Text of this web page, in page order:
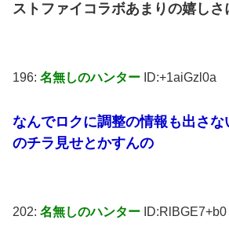
ストファイコラボあまりの嬉しさ
196: 名無しのハンター ID:+1aiGzl0a
なんでロクに調整の情報も出さ
のチラ見せとかすんの
202: 名無しのハンター ID:RlBGE7+b0